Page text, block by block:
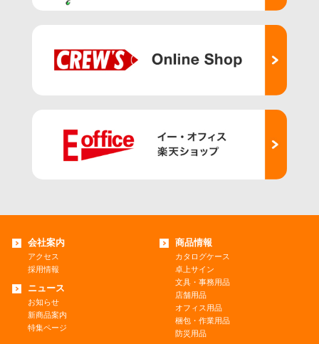
会社案内
アクセス
採用情報
ニュース
お知らせ
新商品案内
特集ページ
商品情報
カタログケース
卓上サイン
文具・事務用品
店舗用品
オフィス用品
梱包・作業用品
防災用品